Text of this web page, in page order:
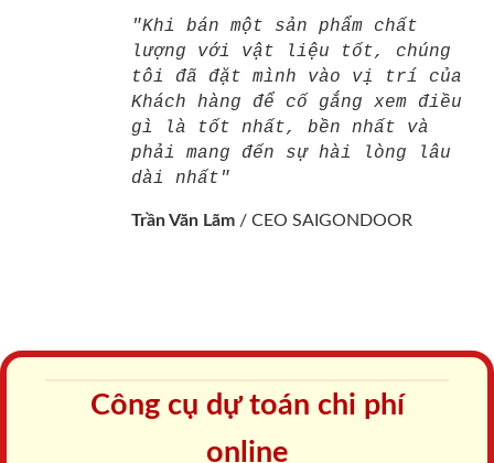
"Khi bán một sản phẩm chất
lượng với vật liệu tốt, chúng
tôi đã đặt mình vào vị trí của
Khách hàng để cố gắng xem điều
gì là tốt nhất, bền nhất và
phải mang đến sự hài lòng lâu
dài nhất"
Trần Văn Lãm / CEO SAIGONDOOR
Công cụ dự toán chi phí
online